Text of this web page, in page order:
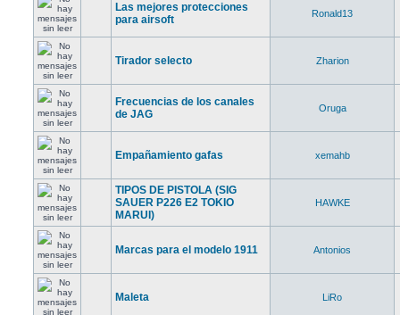
Las mejores protecciones
para airsoft
Ronald13
Tirador selecto Zharion
Frecuencias de los canales
de JAG
Oruga
Empañamiento gafas xemahb
TIPOS DE PISTOLA (SIG
SAUER P226 E2 TOKIO
MARUI)
HAWKE
Marcas para el modelo 1911 Antonios
Maleta LiRo